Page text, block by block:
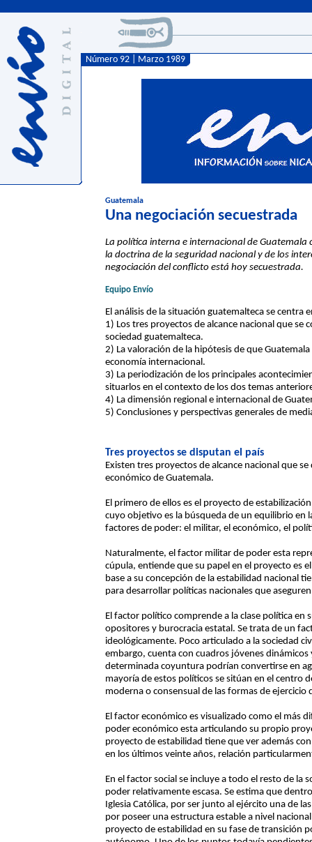
Número 92 | Marzo 1989
Guatemala
Una negociación secuestrada
La política interna e internacional de Guatemala
la doctrina de la seguridad nacional y de los
negociación del conflicto está hoy secuestrada.
Equipo Envío
El análisis de la situación guatemalteca se centra
1) Los tres proyectos de alcance nacional que
sociedad guatemalteca.
2) La valoración de la hipótesis de que
economía internacional.
3) La periodización de los principales
situarlos en el contexto de los dos temas
4) La dimensión regional e internacional de
5) Conclusiones y perspectivas generales de
Tres proyectos se disputan el país
Existen tres proyectos de alcance nacional que
económico de Guatemala.
El primero de ellos es el proyecto de
cuyo objetivo es la búsqueda de un equilibrio en
factores de poder: el militar, el económico, el
Naturalmente, el factor militar de poder esta
cúpula, entiende que su papel en el proyecto es
base a su concepción de la estabilidad nacional
para desarrollar políticas nacionales que
El factor político comprende a la clase política
opositores y burocracia estatal. Se trata de un
ideológicamente. Poco articulado a la sociedad
embargo, cuenta con cuadros jóvenes
determinada coyuntura podrían convertirse en
mayoría de estos políticos se sitúan en el centro
moderna o consensual de las formas de ejercicio
El factor económico es visualizado como el más
poder económico esta articulando su propio
proyecto de estabilidad tiene que ver además
en los últimos veinte años, relación
En el factor social se incluye a todo el resto de la
poder relativamente escasa. Se estima que
Iglesia Católica, por ser junto al ejército una de
por poseer una estructura estable a nivel
proyecto de estabilidad en su fase de transición